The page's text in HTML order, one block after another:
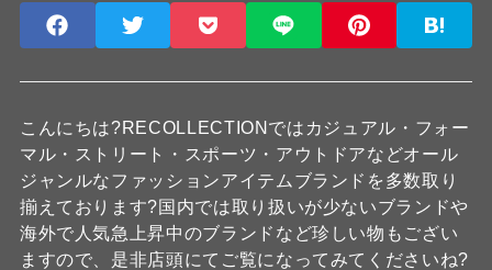
こんにちは?RECOLLECTIONではカジュアル・フォー
マル・ストリート・スポーツ・アウトドアなどオール
ジャンルなファッションアイテムブランドを多数取り
揃えております?国内では取り扱いが少ないブランドや
海外で人気急上昇中のブランドなど珍しい物もござい
ますので、是非店頭にてご覧になってみてくださいね?